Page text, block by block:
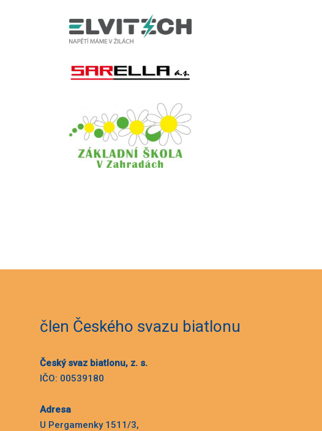
člen Českého svazu biatlonu
Český svaz biatlonu, z. s.
IČO: 00539180
Adresa
U Pergamenky 1511/3,